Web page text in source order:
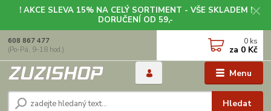
! AKCE SLEVA 15% NA CELÝ SORTIMENT - VŠE SKLADEM !
DORUČENÍ OD 59,-
Menu
Hledat
608 867 477
(Po-Pá, 9-18 hod.)
0 ks
za 0 Kč